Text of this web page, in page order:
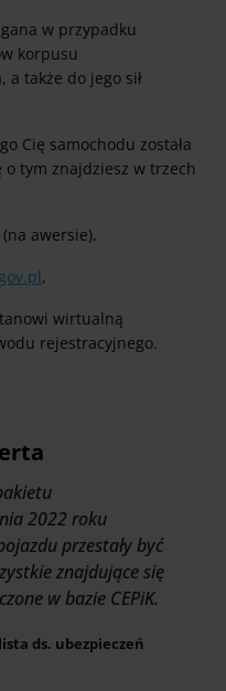
w przypadku
korpusu
a także do jego sił
Cię samochodu została
tym znajdziesz w trzech
awersie),
,
wirtualną
rejestracyjnego.
2022 roku
przestały być
znajdujące się
w bazie CEPiK.
ds. ubezpieczeń